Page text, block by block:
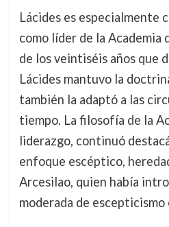
Lácides es especialmente
como líder de la Academia
de los veintiséis años que
Lácides mantuvo la
también la adaptó a las
tiempo. La filosofía de la
liderazgo, continuó
enfoque escéptico,
Arcesilao, quien había
moderada de escepticismo